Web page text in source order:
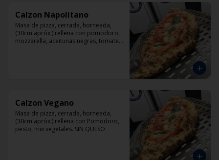
Calzon Napolitano
Masa de pizza, cerrada, horneada,
(30cm apróx.) rellena con pomodoro,
mozzarella, aceitunas negras, tomate,
Calzon Vegano
Masa de pizza, cerrada, horneada,
(30cm apróx.) rellena con Pomodoro,
pesto, mix vegetales. SIN QUESO